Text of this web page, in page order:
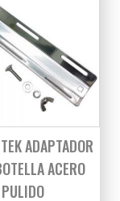
ADAPTADOR
ACERO
PULIDO